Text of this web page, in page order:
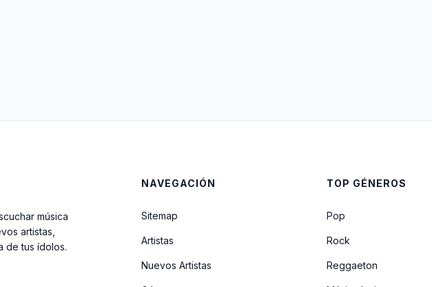
música
artistas,
de tus ídolos.
NAVEGACIÓN
Sitemap
Artistas
Nuevos Artistas
TOP GÉNEROS
Pop
Rock
Reggaeton